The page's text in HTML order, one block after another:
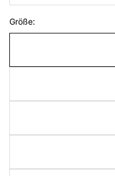
Größe: